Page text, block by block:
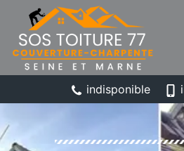
indisponible